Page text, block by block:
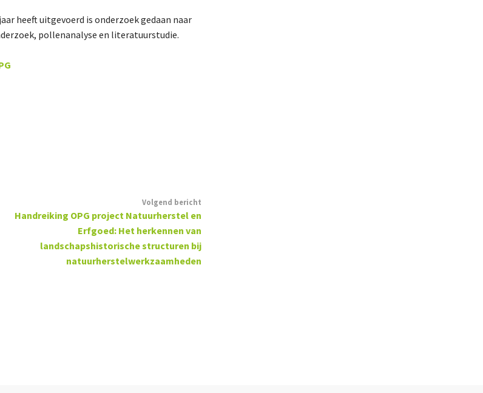
heeft uitgevoerd is onderzoek gedaan naar
pollenanalyse en literatuurstudie.
Volgend bericht
Handreiking OPG project Natuurherstel en
Erfgoed: Het herkennen van
landschapshistorische structuren bij
natuurherstelwerkzaamheden